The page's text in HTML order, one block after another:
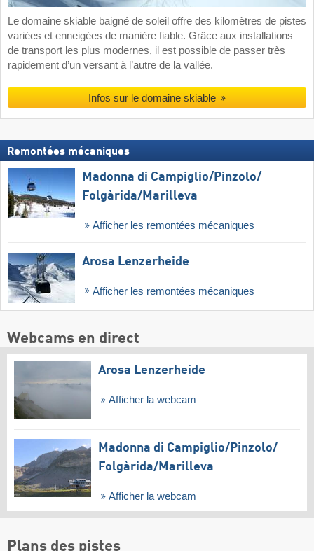
Le domaine skiable baigné de soleil offre des kilomètres de pistes
variées et enneigées de manière fiable. Grâce aux installations
de transport les plus modernes, il est possible de passer très
rapidement d’un versant à l’autre de la vallée.
Infos sur le domaine skiable
Remontées mécaniques
Madonna di Campiglio/​Pinzolo/​
Folgàrida/​Marilleva
Afficher les remontées mécaniques
Arosa Lenzerheide
Afficher les remontées mécaniques
Webcams en direct
Arosa Lenzerheide
Afficher la webcam
Madonna di Campiglio/​Pinzolo/​
Folgàrida/​Marilleva
Afficher la webcam
Plans des pistes